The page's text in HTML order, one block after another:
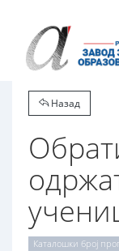
Назад
Каталошки број